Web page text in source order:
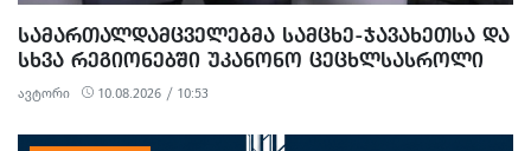
ᲡᲐᲛᲐᲠᲗᲐᲚᲓᲐᲛᲪᲕᲔᲚᲔᲑᲛᲐ ᲡᲐᲛᲪᲮᲔ-ᲯᲐᲕᲐᲮᲔᲗᲡᲐ ᲓᲐ
ᲡᲮᲕᲐ ᲠᲔᲒᲘᲝᲜᲔᲑᲨᲘ ᲣᲙᲐᲜᲝᲜᲝ ᲪᲔᲪᲮᲚᲡᲐᲡᲠᲝᲚᲘ
ᲘᲐᲠᲐᲦᲘ ᲓᲐ ᲡᲐᲑᲠᲫᲝᲚᲝ ᲛᲐᲡᲐᲚᲐ ᲐᲛᲝᲘᲦᲔᲡ
ავტორი 10.08.2026 / 10:53